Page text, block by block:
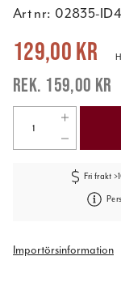
Art nr: 02835-
Nuvarande pris:129,00
129,00 kr
159,00 kr
Fri frakt
Importörsinformation